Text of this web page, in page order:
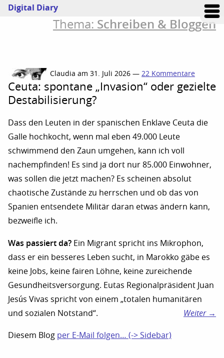
Digital Diary
Thema: Schreiben & Bloggen
Claudia am 31. Juli 2026 — 22 Kommentare
Ceuta: spontane „Invasion“ oder gezielte
Destabilisierung?
Dass den Leuten in der spanischen Enklave Ceuta die
Galle hochkocht, wenn mal eben 49.000 Leute
schwimmend den Zaun umgehen, kann ich voll
nachempfinden! Es sind ja dort nur 85.000 Einwohner,
was sollen die jetzt machen? Es scheinen absolut
chaotische Zustände zu herrschen und ob das von
Spanien entsendete Militär daran etwas ändern kann,
bezweifle ich.
Was passiert da? Ein Migrant spricht ins Mikrophon,
dass er ein besseres Leben sucht, in Marokko gäbe es
keine Jobs, keine fairen Löhne, keine zureichende
Gesundheitsversorgung. Eutas Regionalpräsident Juan
Jesús Vivas spricht von einem „totalen humanitären
und sozialen Notstand“.
Weiter →
Diesem Blog per E-Mail folgen… (-> Sidebar)